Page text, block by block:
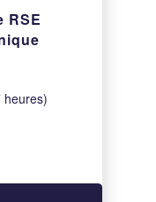
RSE
heures)